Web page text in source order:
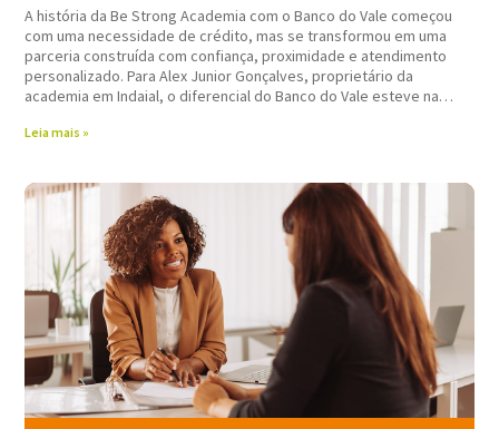
A história da Be Strong Academia com o Banco do Vale começou
com uma necessidade de crédito, mas se transformou em uma
parceria construída com confiança, proximidade e atendimento
personalizado. Para Alex Junior Gonçalves, proprietário da
academia em Indaial, o diferencial do Banco do Vale esteve na
Leia mais »